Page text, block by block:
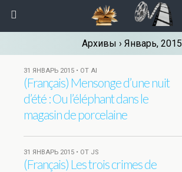
Архивы › Январь, 2015
31 ЯНВАРЬ 2015 • ОТ AI
(Français) Mensonge d’une nuit
d’été : Ou l’éléphant dans le
magasin de porcelaine
31 ЯНВАРЬ 2015 • ОТ JS
(Français) Les trois crimes de